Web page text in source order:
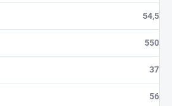
54,5
550
37
56